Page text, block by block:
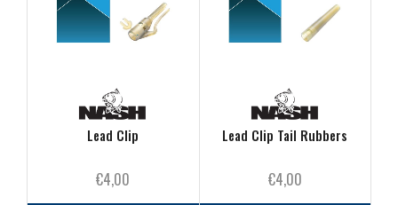
Lead Clip
€4,00
Lead Clip Tail Rubbers
€4,00